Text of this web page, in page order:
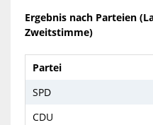
Ergebnis nach Parteien
Zweitstimme)
Partei
SPD
CDU